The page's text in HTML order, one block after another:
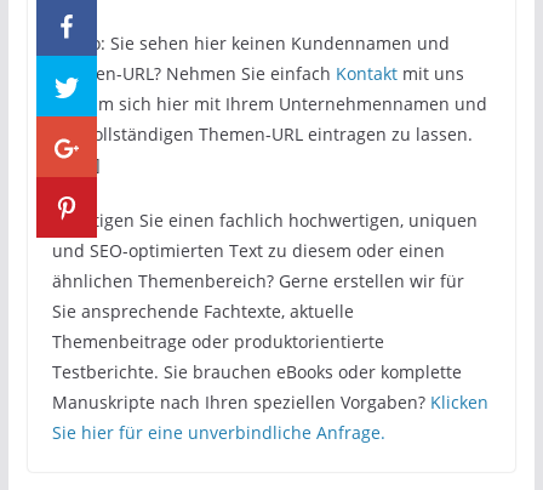
[#Info: Sie sehen hier keinen Kundennamen und
Kunden-URL? Nehmen Sie einfach Kontaktmit uns
auf, um sich hier mit Ihrem Unternehmennamen und
der vollständigen Themen-URL eintragen zu lassen.
#Info]
Benötigen Sie einen fachlich hochwertigen, uniquen
und SEO-optimierten Text zu diesem oder einen
ähnlichen Themenbereich? Gerne erstellen wir für
Sie ansprechende Fachtexte, aktuelle
Themenbeitrage oder produktorientierte
Testberichte. Sie brauchen eBooks oder komplette
Manuskripte nach Ihren speziellen Vorgaben? Klicken
Sie hier für eine unverbindliche Anfrage.